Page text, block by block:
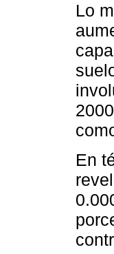
Lo
En